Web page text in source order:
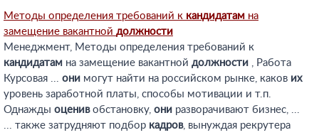
Методы определения требований к кандидатам на
замещение вакантной должности
Менеджмент, Методы определения требований к
кандидатам на замещение вакантной должности , Работа
Курсовая ... они могут найти на российском рынке, каков их
уровень заработной платы, способы мотивации и т.п.
Однажды оценивобстановку, они разворачивают бизнес, ...
... также затрудняют подбор кадров, вынуждая рекрутера